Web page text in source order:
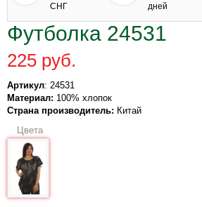
СНГ
дней
Футболка 24531
225 руб.
Артикул: 24531
Материал: 100% хлопок
Страна производитель: Китай
Цвета